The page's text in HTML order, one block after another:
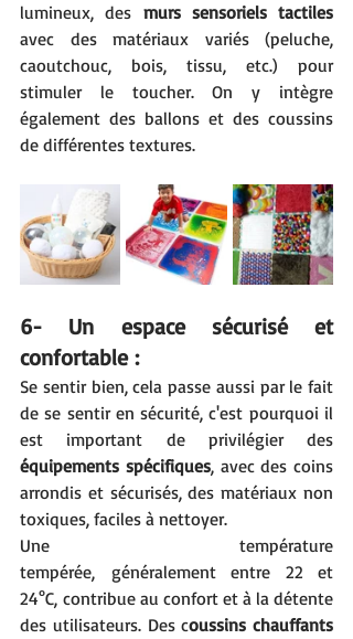
lumineux, des murs sensoriels tactiles
avec des matériaux variés (peluche,
caoutchouc, bois, tissu, etc.) pour
stimuler le toucher. On y intègre
également des ballons et des coussins
de différentes textures.
6- Un espace sécurisé et
confortable :
Se sentir bien, cela passe aussi par le fait
de se sentir en sécurité, c'est pourquoi il
équipements spécifiques, avec des coins
arrondis et sécurisés, des matériaux non
toxiques, faciles à nettoyer.
Une température
tempérée, généralement entre 22 et
24°C, contribue au confort et à la détente
des utilisateurs. Des coussins chauffants